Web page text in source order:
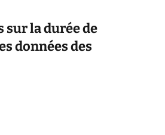
sur la durée de
données des